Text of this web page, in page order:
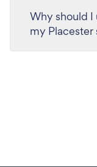
Why should I
my Placester